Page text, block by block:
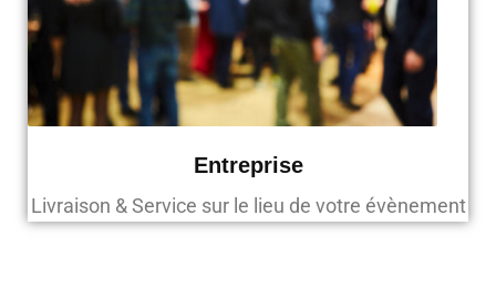
Entreprise
Livraison & Service sur le lieu de votre évènement